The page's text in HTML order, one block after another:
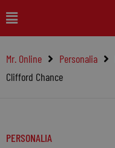
naar
inhoud
Main
Menu
Mr. Online Personalia
Clifford Chance
PERSONALIA